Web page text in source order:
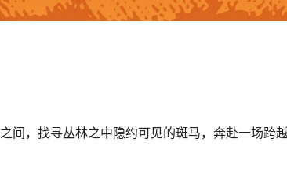
间，找寻丛林之中隐约可见的斑马，奔赴一场跨